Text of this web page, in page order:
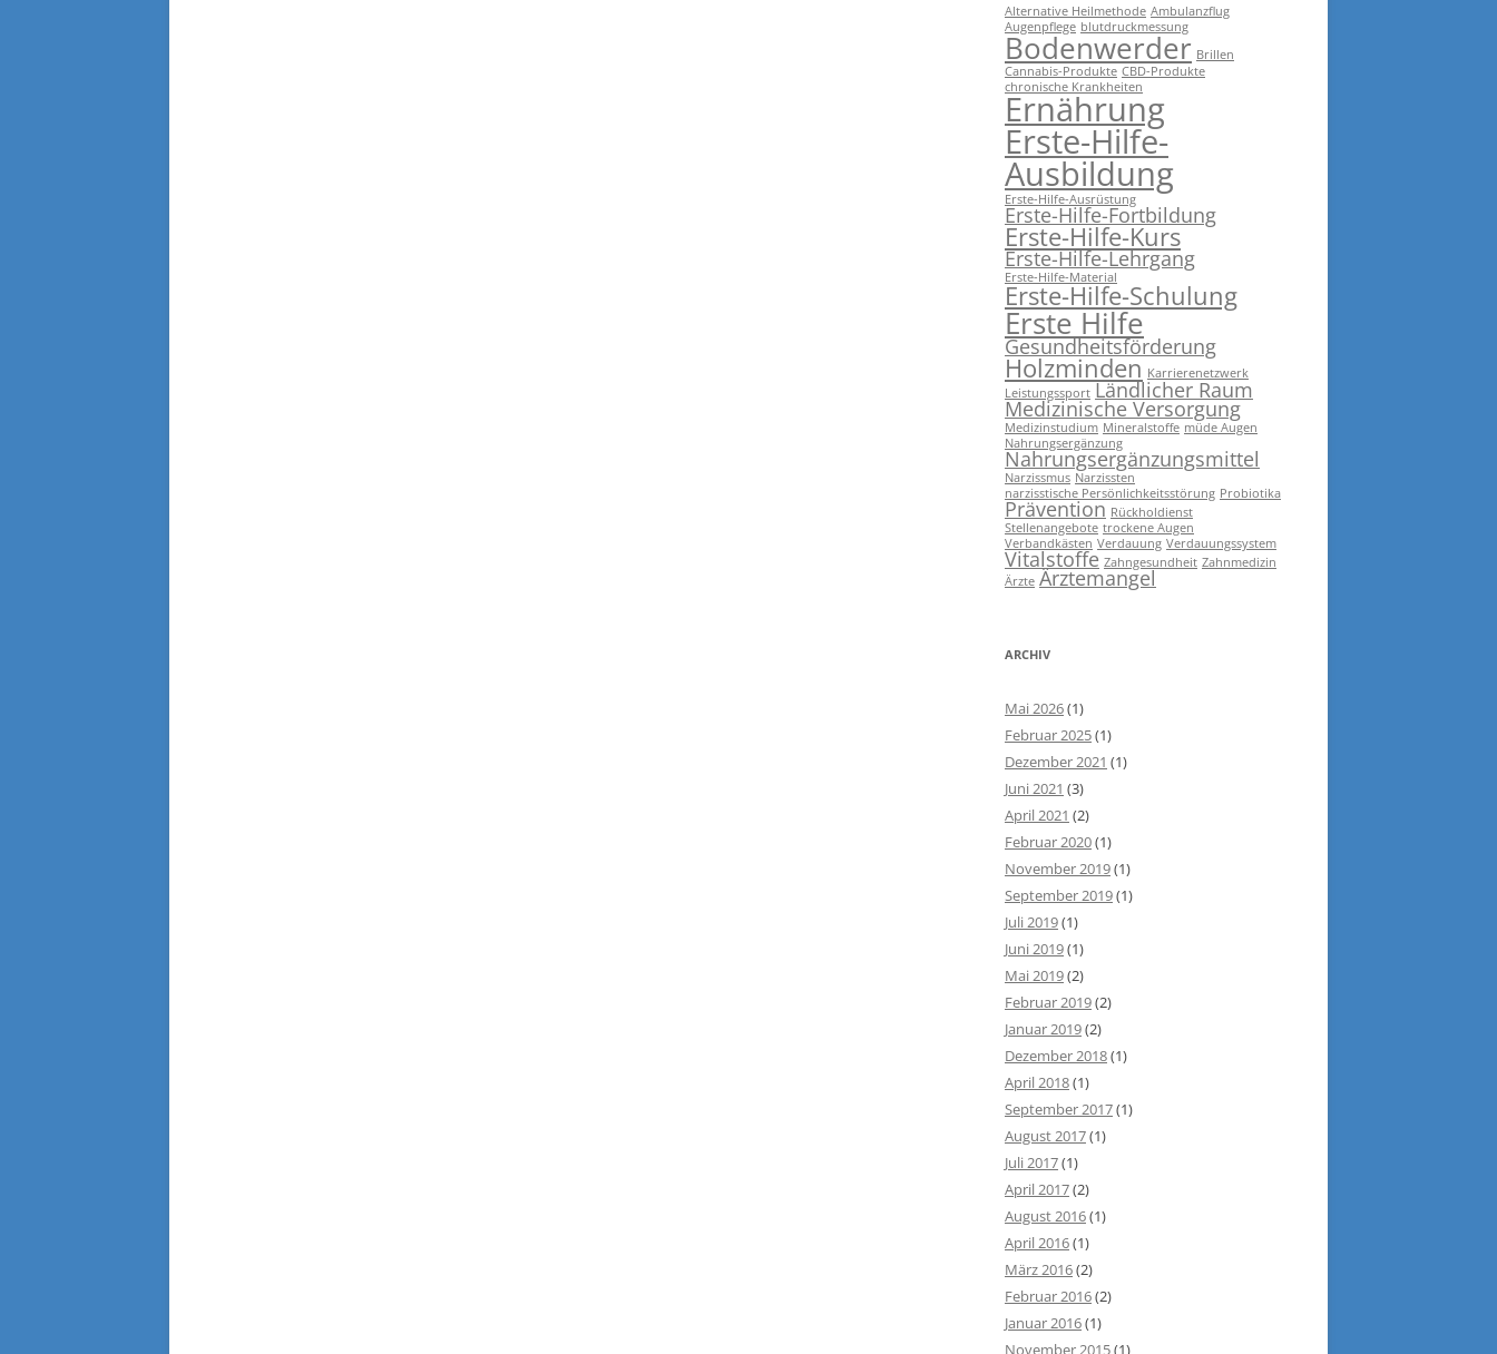
Alternative Heilmethode Ambulanzflug
Augenpflege blutdruckmessung
Bodenwerder Brillen
Cannabis-Produkte CBD-Produkte
chronische Krankheiten
Ernährung
Erste-Hilfe-
Ausbildung
Erste-Hilfe-Ausrüstung
Erste-Hilfe-Fortbildung
Erste-Hilfe-Kurs
Erste-Hilfe-Lehrgang
Erste-Hilfe-Material
Erste-Hilfe-Schulung
Erste Hilfe
Gesundheitsförderung
Holzminden Karrierenetzwerk
Leistungssport Ländlicher Raum
Medizinische Versorgung
Medizinstudium Mineralstoffe müde Augen
Nahrungsergänzung
Nahrungsergänzungsmittel
Narzissmus Narzissten
narzisstische Persönlichkeitsstörung Probiotika
Prävention Rückholdienst
Stellenangebote trockene Augen
Verbandkästen Verdauung Verdauungssystem
Vitalstoffe Zahngesundheit Zahnmedizin
Ärzte Ärztemangel
ARCHIV
Mai 2026(1)
Februar 2025(1)
Dezember 2021 (1)
Juni 2021 (3)
April 2021 (2)
Februar 2020(1)
November 2019(1)
September 2019(1)
Juli 2019(1)
Juni 2019(1)
Mai 2019(2)
Februar 2019(2)
Januar 2019(2)
Dezember 2018(1)
April 2018(1)
September 2017(1)
August 2017(1)
Juli 2017(1)
April 2017(2)
August 2016(1)
April 2016(1)
März 2016(2)
Februar 2016(2)
Januar 2016(1)
November 2015(1)